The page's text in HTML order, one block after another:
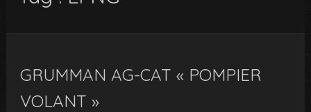
GRUMMAN AG-CAT « POMPIER
VOLANT »